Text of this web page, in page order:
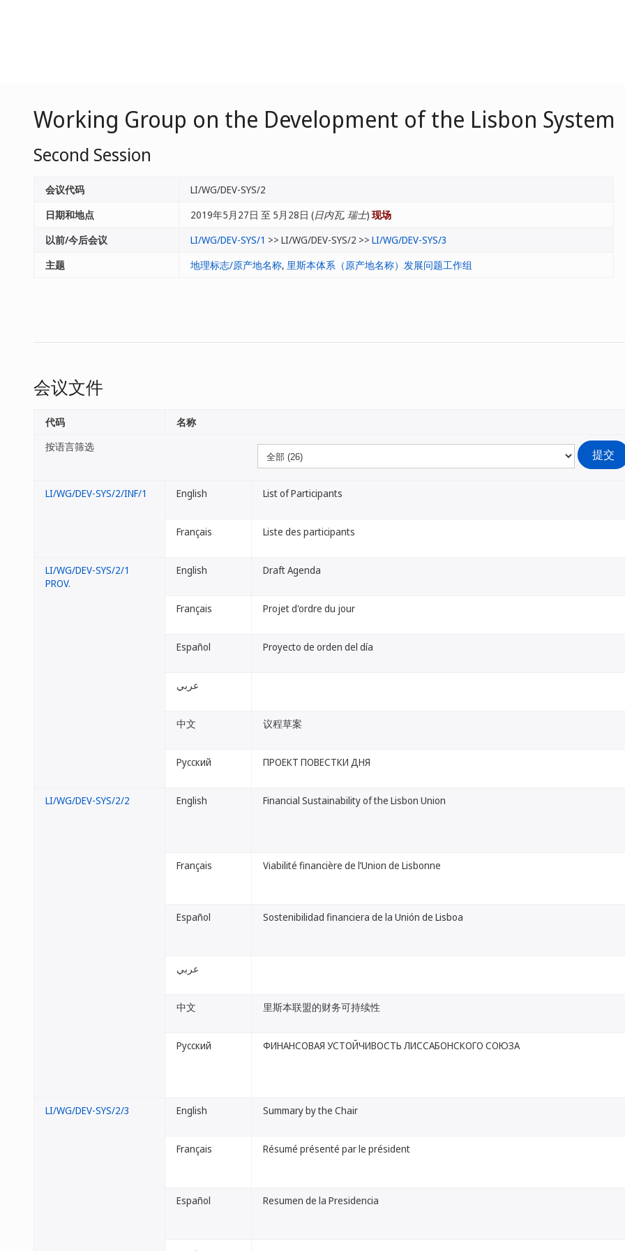
Working Group on the Development of the Lisbon System
Second Session
会议代码
LI/WG/DEV-SYS/2
日期和地点
2019年5月27日 至 5月28日 (日内瓦, 瑞士) 现场
以前/今后会议
LI/WG/DEV-SYS/1 >> LI/WG/DEV-SYS/2 >> LI/WG/DEV-SYS/3
主题
地理标志/原产地名称, 里斯本体系（原产地名称）发展问题工作组
会议文件
按语言筛选
代码 名称
LI/WG/DEV-SYS/2/INF/1 English List of Participants
Français Liste des participants
LI/WG/DEV-SYS/2/1
PROV.
English Draft Agenda
Français Projet d'ordre du jour
Español Proyecto de orden del día
عربي
中文 议程草案
Русский ПРОЕКТ ПОВЕСТКИ ДНЯ
LI/WG/DEV-SYS/2/2 English Financial Sustainability of the Lisbon Union
Français Viabilité financière de l’Union de Lisbonne
Español Sostenibilidad financiera de la Unión de Lisboa
عربي
中文 里斯本联盟的财务可持续性
Русский ФИНАНСОВАЯ УСТОЙЧИВОСТЬ ЛИССАБОНСКОГО СОЮЗА
LI/WG/DEV-SYS/2/3 English Summary by the Chair
Français Résumé présenté par le président
Español Resumen de la Presidencia